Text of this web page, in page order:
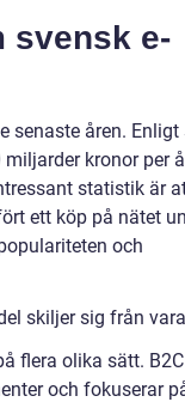
svensk e-
senaste åren.
kronor per
statistik är
ett köp på nätet
och
skiljer sig från
flera olika sätt. B2C
och fokuserar